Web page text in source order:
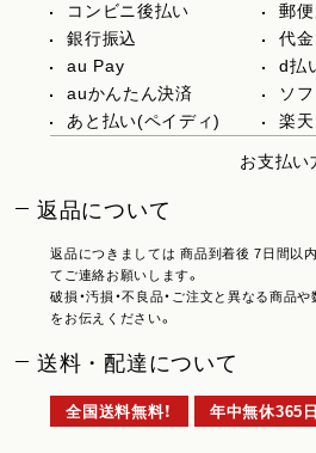
コンビニ後払い
郵
銀行振込
代
au Pay
d払
auかんたん決済
ソ
あと払い(ペイディ)
楽
お支払い
返品について
返品につきましては 商品到着後 7日間以
てご連絡お願いします。
破損・汚損・不良品・ご注文と異なる商品
をお伝えください。
送料・配達について
全国送料無料！ 年中無休365